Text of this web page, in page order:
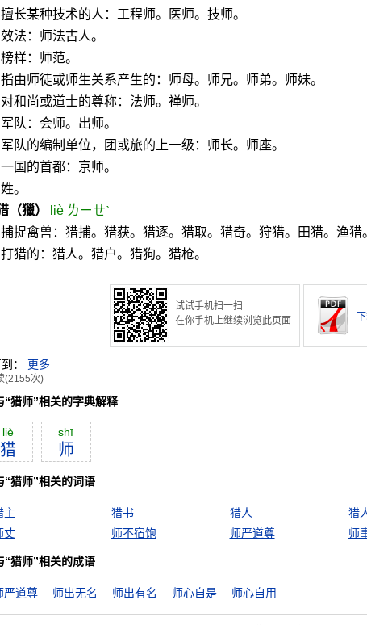
长某种技术的人：工程师。医师。技师。
法：师法古人。
样：师范。
由师徒或师生关系产生的：师母。师兄。师弟。师妹。
和尚或道士的尊称：法师。禅师。
队：会师。出师。
队的编制单位，团或旅的上一级：师长。师座。
国的首都：京师。
。
（獵）
liè ㄌㄧㄝˋ
捉禽兽：猎捕。猎获。猎逐。猎取。猎奇。狩猎。田猎。渔猎
猎的：猎人。猎户。猎狗。猎枪。
试试手机扫一扫
在你手机上继续浏览此页面
： 更多
(2155次)
“猎师”相关的字典解释
liè
猎
shī
师
“猎师”相关的词语
主 猎书 猎人 猎
丈
师不宿饱 师严道尊 师
“猎师”相关的成语
严道尊 师出无名 师出有名 师心自是 师心自用